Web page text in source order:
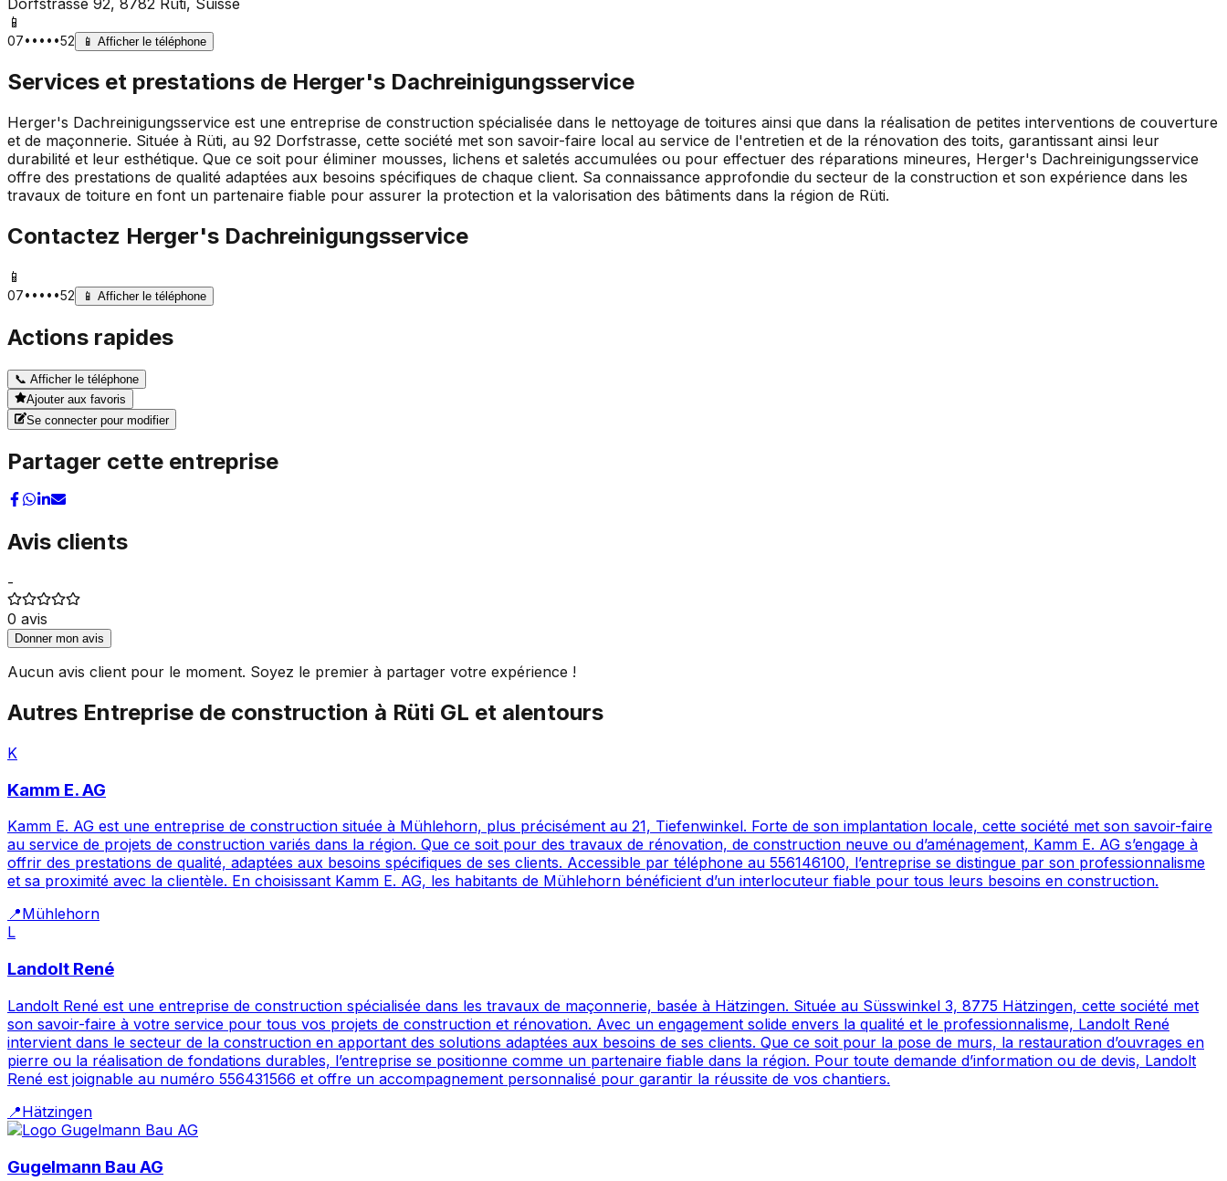
📱
07•••••52 📱 Afficher le téléphone
Services et prestations de Herger's Dachreinigungsservice
Herger's Dachreinigungsservice est une entreprise de construction spécialisée dans le nettoyage de toitures ainsi que dans la réalisation de petites interventions de couverture
et de maçonnerie. Située à Rüti, au 92 Dorfstrasse, cette société met son savoir-faire local au service de l'entretien et de la rénovation des toits, garantissant ainsi leur
durabilité et leur esthétique. Que ce soit pour éliminer mousses, lichens et saletés accumulées ou pour effectuer des réparations mineures, Herger's Dachreinigungsservice
offre des prestations de qualité adaptées aux besoins spécifiques de chaque client. Sa connaissance approfondie du secteur de la construction et son expérience dans les
travaux de toiture en font un partenaire fiable pour assurer la protection et la valorisation des bâtiments dans la région de Rüti.
Contactez Herger's Dachreinigungsservice
📱
07•••••52 📱 Afficher le téléphone
Actions rapides
📞 Afficher le téléphone
Ajouter aux favoris
Se connecter pour modifier
Partager cette entreprise
Avis clients
-
0 avis
Donner mon avis
Aucun avis client pour le moment. Soyez le premier à partager votre expérience !
Autres Entreprise de construction à Rüti GL et alentours
K
Kamm E. AG
Kamm E. AG est une entreprise de construction située à Mühlehorn, plus précisément au 21, Tiefenwinkel. Forte de son implantation locale, cette société met son savoir-faire
au service de projets de construction variés dans la région. Que ce soit pour des travaux de rénovation, de construction neuve ou d’aménagement, Kamm E. AG s’engage à
offrir des prestations de qualité, adaptées aux besoins spécifiques de ses clients. Accessible par téléphone au 556146100, l’entreprise se distingue par son professionnalisme
et sa proximité avec la clientèle. En choisissant Kamm E. AG, les habitants de Mühlehorn bénéficient d’un interlocuteur fiable pour tous leurs besoins en construction.
📍Mühlehorn
L
Landolt René
Landolt René est une entreprise de construction spécialisée dans les travaux de maçonnerie, basée à Hätzingen. Située au Süsswinkel 3, 8775 Hätzingen, cette société met
son savoir-faire à votre service pour tous vos projets de construction et rénovation. Avec un engagement solide envers la qualité et le professionnalisme, Landolt René
intervient dans le secteur de la construction en apportant des solutions adaptées aux besoins de ses clients. Que ce soit pour la pose de murs, la restauration d’ouvrages en
pierre ou la réalisation de fondations durables, l’entreprise se positionne comme un partenaire fiable dans la région. Pour toute demande d’information ou de devis, Landolt
René est joignable au numéro 556431566 et offre un accompagnement personnalisé pour garantir la réussite de vos chantiers.
📍Hätzingen
Gugelmann Bau AG